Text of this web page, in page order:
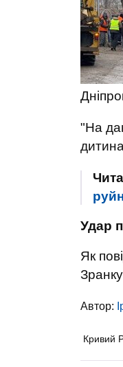
"На
Удар
Як
Автор:
Кривий